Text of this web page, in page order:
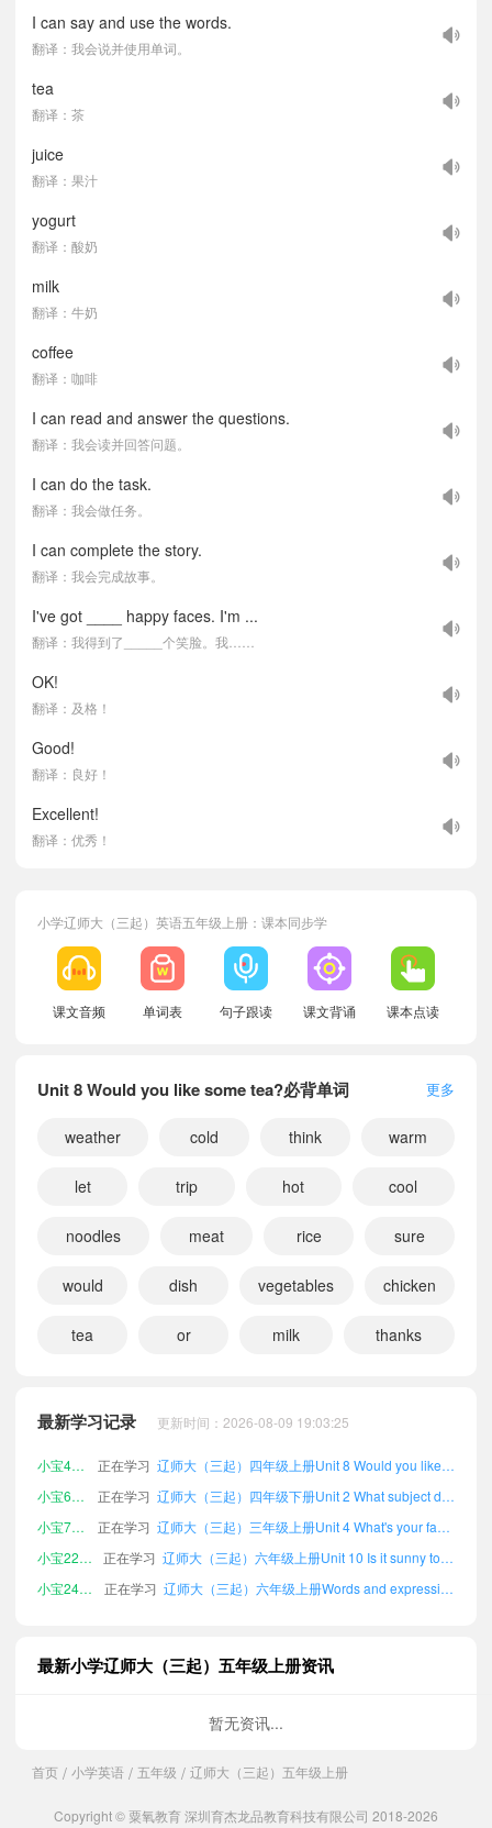
I can say and use the words.
翻译：我会说并使用单词。
tea
翻译：茶
juice
翻译：果汁
yogurt
翻译：酸奶
milk
翻译：牛奶
coffee
翻译：咖啡
I can read and answer the questions.
翻译：我会读并回答问题。
I can do the task.
翻译：我会做任务。
I can complete the story.
翻译：我会完成故事。
I've got ____ happy faces. I'm ...
翻译：我得到了_____个笑脸。我……
OK!
翻译：及格！
Good!
翻译：良好！
Excellent!
翻译：优秀！
小学辽师大（三起）英语五年级上册：课本同步学
课文音频 单词表 句子跟读 课文背诵 课本点读
Unit 8 Would you like some tea?必背单词 更多
weather cold think warm
let trip hot cool
noodles meat rice sure
would dish vegetables chicken
tea or milk thanks
最新学习记录 更新时间：2026-08-09 19:03:25
小宝580082
辽师大（三起）四年级上册Unit 3 What day is today?课文朗读
小宝942975
小宝883720
正在学习
小宝419234
正在学习
辽师大（三起）四年级上册Unit 8 Would you like some tea?课文朗读
小宝644168
正在学习
辽师大（三起）四年级下册Unit 2 What subject do you like?课文朗读
小宝711426
正在学习
辽师大（三起）三年级上册Unit 4 What's your favorite day?课文朗读
小宝226463
正在学习
辽师大（三起）六年级上册Unit 10 Is it sunny today?课文朗读
小宝240903
正在学习
辽师大（三起）六年级上册Words and expressions课文朗读
小宝763000 正在学习
辽师大（三起）三年级下册Word list课文朗读
小宝589102 正在学习
辽师大（三起）六年级上册Review 1课文朗读
最新小学辽师大（三起）五年级上册资讯
暂无资讯...
首页 / 小学英语 / 五年级 / 辽师大（三起）五年级上册
Copyright © 粟氧教育 深圳育杰龙品教育科技有限公司 2018-2026